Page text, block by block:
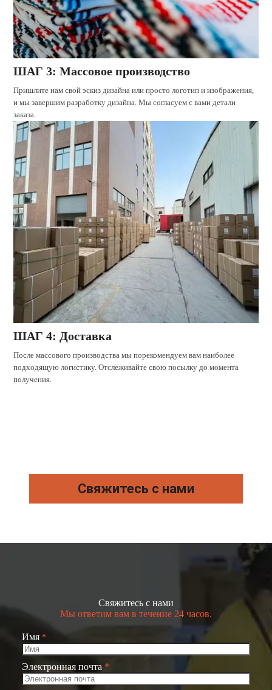
ШАГ 3: Массовое производство
Пришлите нам свой эскиз дизайна или просто логотип и изображения,
и мы завершим разработку дизайна. Мы согласуем с вами детали
заказа.
ШАГ 4: Доставка
После массового производства мы порекомендуем вам наиболее
подходящую логистику. Отслеживайте свою посылку до момента
получения.
Свяжитесь с нами
Свяжитесь с нами
Мы ответим вам в течение 24 часов.
Имя *
Электронная почта *